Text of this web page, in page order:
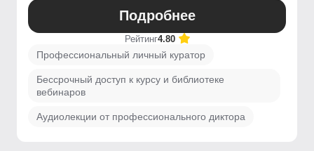
Подробнее
Рейтинг4.80
Профессиональный личный куратор
Бессрочный доступ к курсу и библиотеке
вебинаров
Аудиолекции от профессионального диктора